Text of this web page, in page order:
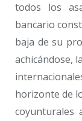
todos los
bancario
baja de su
achicándose,
horizonte de
coyunturales